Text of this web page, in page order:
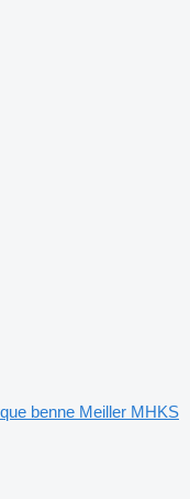
benne Meiller MHKS